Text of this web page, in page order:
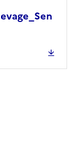
Twitter)
email